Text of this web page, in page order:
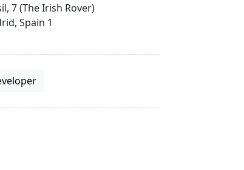
7 (The Irish Rover)
Spain 1